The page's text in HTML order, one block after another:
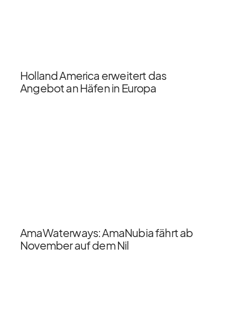
Holland America erweitert das
Angebot an Häfen in Europa
AmaWaterways: AmaNubia fährt ab
November auf dem Nil